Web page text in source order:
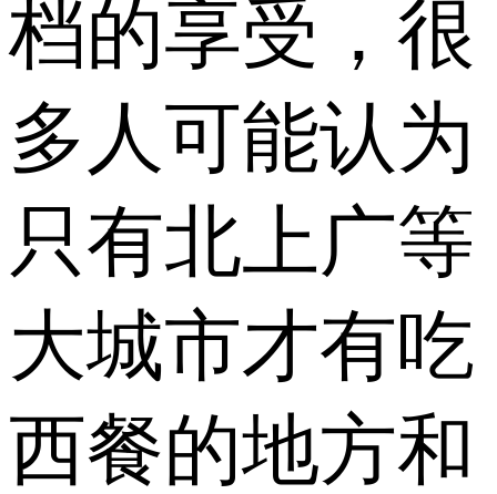
档的享受，很
多人可能认为
只有北上广等
大城市才有吃
西餐的地方和